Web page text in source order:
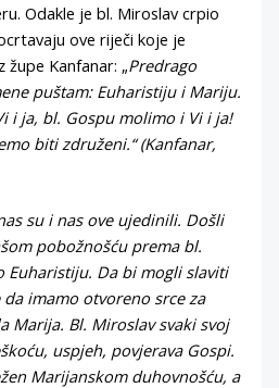
Odakle je bl. Miroslav crpio
ove riječi koje je
Kanfanar: „Predrago
puštam: Euharistiju i Mariju.
i ja, bl. Gospu molimo i Vi i ja!
biti združeni.“ (Kanfanar,
su i nas ove ujedinili. Došli
pobožnošću prema bl.
Euharistiju. Da bi mogli slaviti
imamo otvoreno srce za
Marija. Bl. Miroslav svaki svoj
uspjeh, povjerava Gospi.
Marijanskom duhovnošću, a